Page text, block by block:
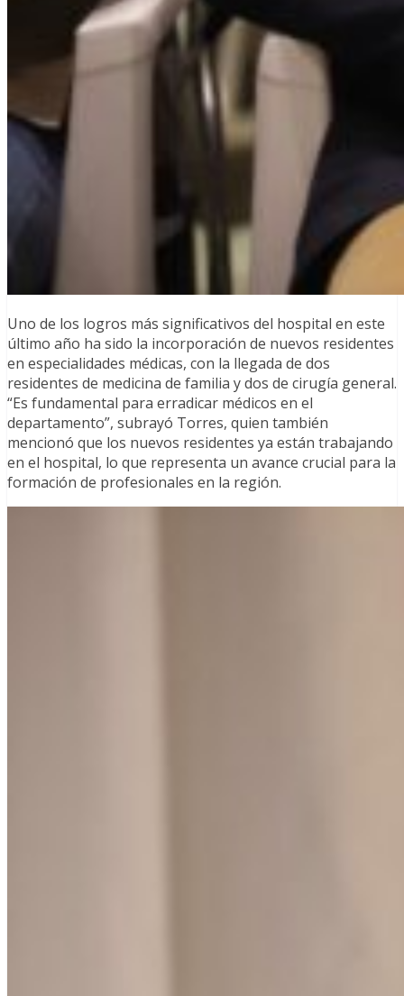
Uno de los logros más significativos del hospital en este
último año ha sido la incorporación de nuevos residentes
en especialidades médicas, con la llegada de dos
residentes de medicina de familia y dos de cirugía general.
“Es fundamental para erradicar médicos en el
departamento”, subrayó Torres, quien también
mencionó que los nuevos residentes ya están trabajando
en el hospital, lo que representa un avance crucial para la
formación de profesionales en la región.